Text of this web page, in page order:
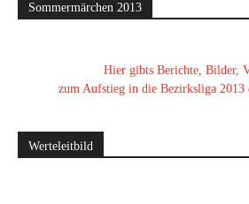
Sommermärchen 2013
Hier gibts Berichte, Bilder,
zum Aufstieg in die Bezirksliga 2013
Werteleitbild